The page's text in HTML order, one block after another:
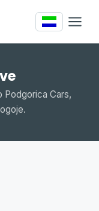
Podgorica Cars,